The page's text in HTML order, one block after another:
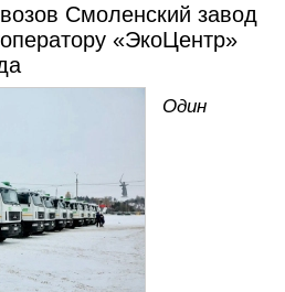
Смоленский завод
«ЭкоЦентр»
Один